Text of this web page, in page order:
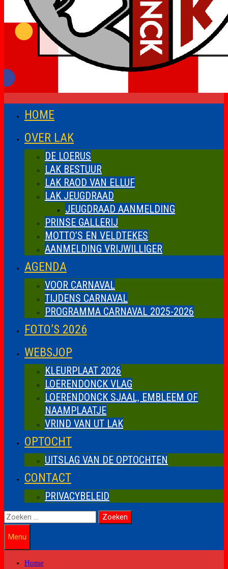
HOME
OVER LAK
DE LOERUS
LAK BESTUUR
LAK RAOD VAN ELLUF
LAK JEUGDRAAD
JEUGDRAAD AANMELDING
PRINSE GALLERIJ
MOTTO’S EN VELDTEKES
AANMELDING VRIJWILLIGER
AGENDA
VOOR CARNAVAL
TIJDENS CARNAVAL
PROGRAMMA CARNAVAL 2025-2026
FOTO’S 2026
WEBSJOP
KLEURPLAAT 2026
LOERENDONCK VLAG
LOERENDONCK SJAAL, EMBLEEM OF
NAAMPLAATJE
VRIND VAN UT LAK
OPTOCHT
UITSLAG VAN DE OPTOCHTEN
CONTACT
PRIVACYBELEID
Zoeken
naar:
Menu
Home